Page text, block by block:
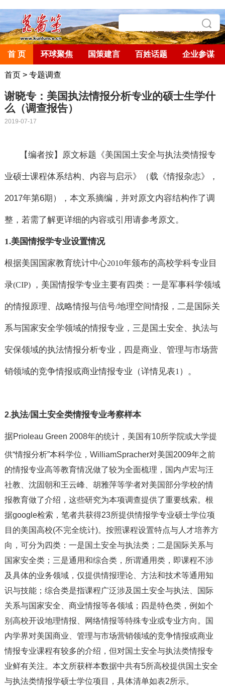
首 页 环球聚焦 国策建言 百姓话题 企业参谋
首页> 专题调查
谢晓专：美国执法情报分析专业的硕士生学什
么（调查报告）
2019-07-17
【编者按】原文标题《美国国土安全与执法类情报专
业硕士课程体系结构、内容与启示》（载《情报杂志》，
2017年第6期），本文系摘编，并对原文内容结构作了调
整，若需了解更详细的内容或引用请参考原文。
1.美国情报学专业设置情况
根据美国国家教育统计中心2010年颁布的高校学科专业目
录(CIP) ，美国情报学专业主要有四类：一是军事科学领域
的情报原理、战略情报与信号/地理空间情报，二是国际关
系与国家安全学领域的情报专业，三是国土安全、执法与
安保领域的执法情报分析专业，四是商业、管理与市场营
销领域的竞争情报或商业情报专业（详情见表1 ）。
2.执法/国土安全类情报专业考察样本
据Prioleau Green 2008年的统计，美国有10所学院或大学提
供“情报分析”本科学位， WilliamSpracher对美国 2009年之前
的情报专业高等教育情况做了较为全面梳理，国内卢宏与汪
社教、沈固朝和王云峰、胡雅萍等学者对美国部分学校的情
报教育做了介绍，这些研究为本项调查提供了重要线索。根
据google检索，笔者共获得23所提供情报学专业硕士学位项
目的美国高校(不完全统计)。按照课程设置特点与人才培养方
向，可分为四类：一是国土安全与执法类；二是国际关系与
国家安全类；三是通用和综合类，所谓通用类，即课程不涉
及具体的业务领域，仅提供情报理论、方法和技术等通用知
识与技能；综合类是指课程广泛涉及国土安全与执法、国际
关系与国家安全、商业情报等各领域；四是特色类，例如个
别高校开设地理情报、网络情报等特殊专业或专业方向。国
内学界对美国商业、管理与市场营销领域的竞争情报或商业
情报专业课程有较多的介绍，但对国土安全与执法类情报专
业鲜有关注。本文所获样本数据中共有5所高校提供国土安全
与执法类情报学硕士学位项目，具体清单如表2所示。